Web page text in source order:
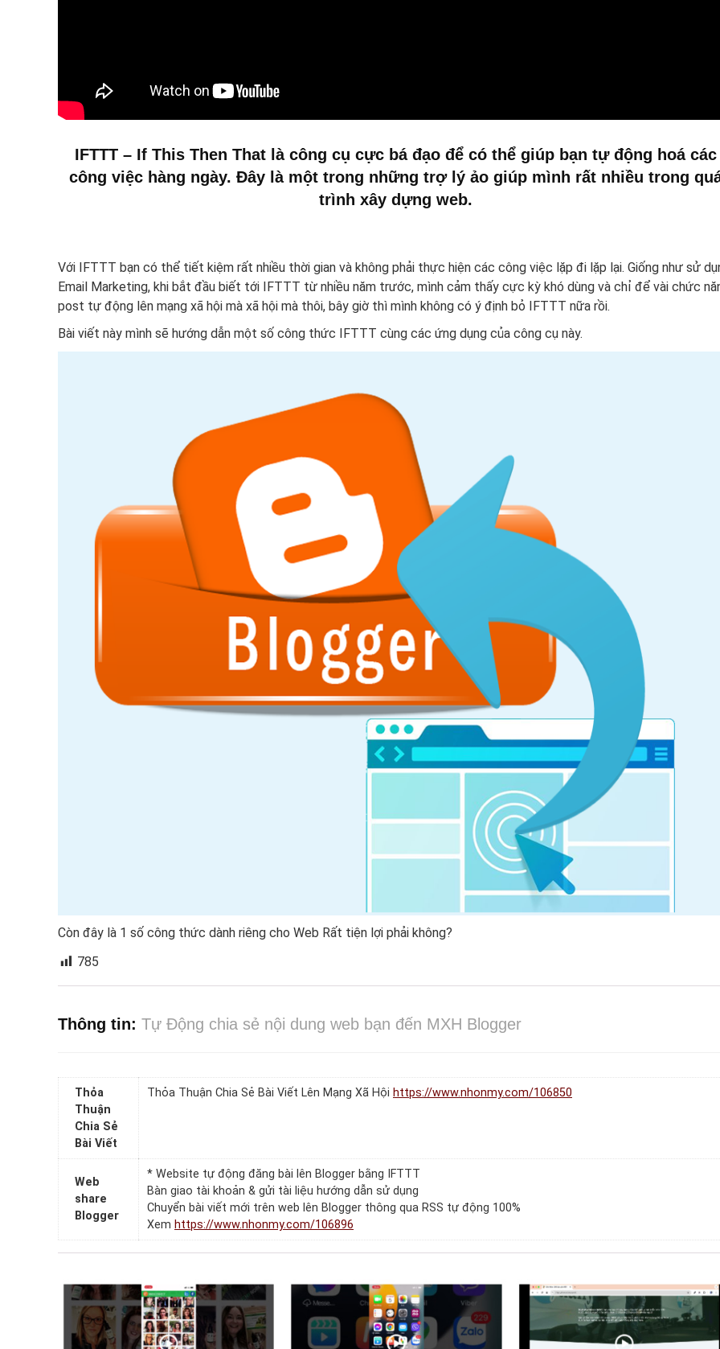
IFTTT – If This Then That là công cụ cực bá đạo để có thể giúp bạn tự động hoá các
công việc hàng ngày. Đây là một trong những trợ lý ảo giúp mình rất nhiều trong
trình xây dựng web.
Với IFTTT bạn có thể tiết kiệm rất nhiều thời gian và không phải thực hiện các công việc lặp đi lặp lại. Giống như sử
Email Marketing, khi bắt đầu biết tới IFTTT từ nhiều năm trước, mình cảm thấy cực kỳ khó dùng và chỉ để vài chức
post tự động lên mạng xã hội mà xã hội mà thôi, bây giờ thì mình không có ý định bỏ IFTTT nữa rồi.
Bài viết này mình sẽ hướng dẫn một số công thức IFTTT cùng các ứng dụng của công cụ này.
​Còn đây là 1 số công thức dành riêng cho Web Rất tiện lợi phải không?
785
Thông tin: Tự Động chia sẻ nội dung web bạn đến MXH Blogger
Thỏa
Thuận
Chia Sẻ
Bài Viết
Thỏa Thuận Chia Sẻ Bài Viết Lên Mạng Xã Hội https://www.nhonmy.com/106850
Web
share
Blogger
* Website tự động đăng bài lên Blogger bằng IFTTT
Bàn giao tài khoản & gửi tài liệu hướng dẫn sử dụng
Chuyển bài viết mới trên web lên Blogger thông qua RSS tự động 100%
Xem https://www.nhonmy.com/106896